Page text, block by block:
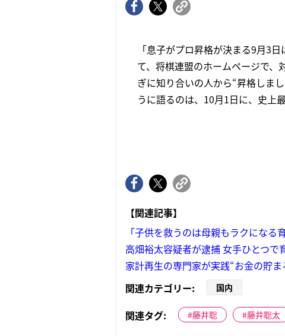
「息子がプロ昇格が決まる9月3
て、将棋連盟のホームページで
ぎに知り合いの人から“昇格しま
うに語るのは、10月1日に、史上
【関連記事】
「子供を救うのは母親もラクになる
高畑裕太容疑者が逮捕 女手ひとつで
家計再生の専門家が実践“お金の貯
関連カテゴリー:
国内
関連タグ: 藤井聡 藤井聡太